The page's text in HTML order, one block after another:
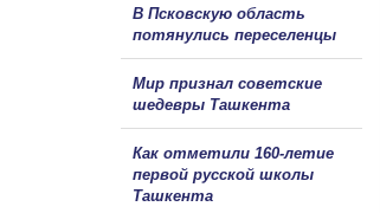
В Псковскую область
потянулись переселенцы
Мир признал советские
шедевры Ташкента
Как отметили 160-летие
первой русской школы
Ташкента